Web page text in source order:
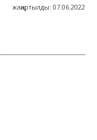
жаңартылды: 07.06.2022